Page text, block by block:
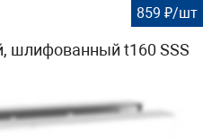
859 ₽/шт
шлифованный t160 SSS